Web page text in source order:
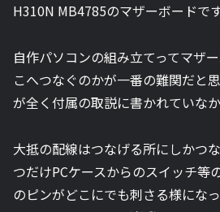
H310N MB4785のマザーボードです
自作パソコンの組み立てってマザ
こへつなぐのかが一番の難関だと
が全く付属の取説に書かれていな
大抵の配線はつなげる所にしかつ
つだけPCケースからのスイッチ等
のピンがどこにでも刺さる様にな